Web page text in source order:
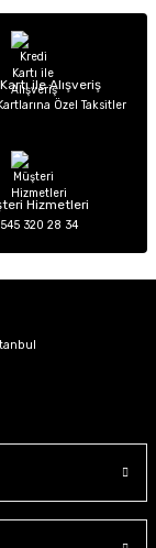
ile Alışveriş
Özel Taksitler
Hizmetleri
320 28 34